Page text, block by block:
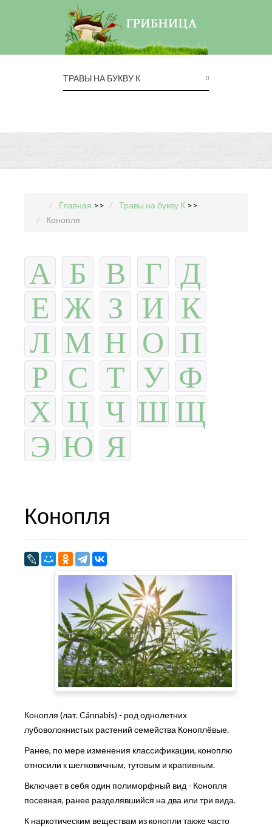
ТРАВЫ НА БУКВУ К
Главная >> Травы на букву К >>
Конопля
А Б В Г Д
Е Ж З И К
Л М Н О П
Р С Т У Ф
Х Ц Ч Ш Щ
Э Ю Я
Конопля
Конопля (лат. Cánnabis) - род однолетних
лубоволокнистых растений семейства Коноплёвые.
Ранее, по мере изменения классификации, коноплю
относили к шелковичным, тутовым и крапивным.
Включает в себя один полиморфный вид - Конопля
посевная, ранее разделявшийся на два или три вида.
К наркотическим веществам из конопли также часто